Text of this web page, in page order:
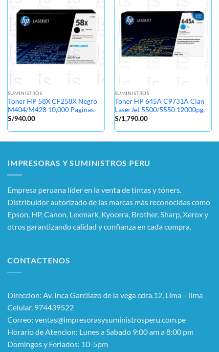
SUMINISTROS
Toner HP 58X CF258X Negro
M404/M428 10,000 Paginas
S/940.00
SUMINISTROS
Toner HP 645A C9731A Cian
LaserJet 5500/5550 12000pg.
S/1,790.00
IMPRESORAS Y SUMINISTROS PERU
Empresa peruana líder en la venta de tintas y tóners.
Distribuidor autorizado de las marcas más reconocidas como
Epson, HP, Canon, Lexmark, Kyocera, Brother, Sharp, Xerox y
otros garantizando calidad y confianza en cada compra.
CONTACTENOS
Direccion: Av. Inca Garcilazo de la vega cdra.12, Lima – lima
Celular. 974439522
Correo: ventas@impresorasysuministrosperu.com.pe
Horario de Atencion: Lunes a Sabado 9:00 am a 8:00 pm
Domingos y Feriados: 10-5pm